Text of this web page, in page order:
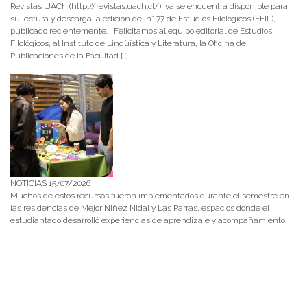
Revistas UACh (http://revistas.uach.cl/), ya se encuentra disponible para
su lectura y descarga la edición del n° 77 de Estudios Filológicos (EFIL),
publicado recientemente. Felicitamos al equipo editorial de Estudios
Filológicos, al Instituto de Lingüística y Literatura, la Oficina de
Publicaciones de la Facultad […]
NOTICIAS 15/07/2026
Muchos de estos recursos fueron implementados durante el semestre en
las residencias de Mejor Niñez Nidal y Las Parras, espacios donde el
estudiantado desarrolló experiencias de aprendizaje y acompañamiento.